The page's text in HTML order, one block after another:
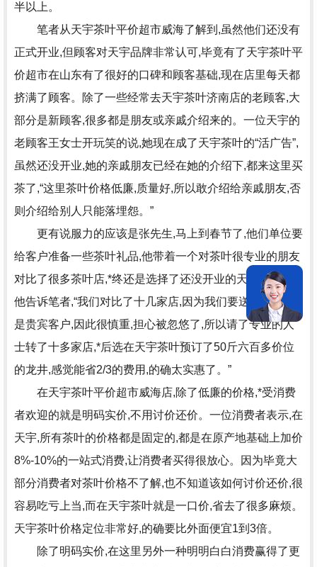
半以上。
笔者从天宇茶叶平价超市威海了解到,虽然他们还没有
正式开业,但顾客对天宇品牌非常认可,毕竟有了天宇茶叶平
价超市在山东有了很好的口碑和顾客基础,现在店里每天都
挤满了顾客。除了一些经常去天宇茶叶济南店的老顾客,大
部分是新顾客,很多都是朋友或亲戚介绍来的。一位天宇的
老顾客王女士开玩笑的说,她现在成了天宇茶叶的“活广告”,
虽然还没开业,她的亲戚朋友已经在她的介绍下,都来这里买
茶了,“这里茶叶价格低廉,质量好,所以敢介绍给亲戚朋友,否
则介绍给别人只能落埋怨。”
更有说服力的应该是张先生,马上到春节了,他们单位要
给客户准备一些茶叶礼品,他带着一个对茶叶很专业的朋友
对比了很多茶叶店,*终还是选择了还没开业的天宇茶叶。
他告诉笔者,“我们对比了十几家店,因为我们要送的客户都
是贵宾客户,因此很慎重,担心被忽悠了,所以请了专业的人
士转了十多家店,*后选在天宇茶叶预订了50斤六百多价位
的龙井,感觉能省2/3的费用,的确太实惠了。”
在天宇茶叶平价超市威海店,除了低廉的价格,*受消费
者欢迎的就是明码实价,不用讨价还价。一位消费者表示,在
天宇,所有茶叶的价格都是固定的,都是在原产地基础上加价
8%-10%的一站式消费,让消费者买得很放心。因为毕竟大
部分消费者对茶叶价格不了解,也不知道该如何讨价还价,很
容易吃亏上当,而在天宇茶叶就是一口价,省去了很多麻烦。
天宇茶叶价格定位非常好,的确要比外面便宜1到3倍。
除了明码实价,在这里另外一种明明白白消费赢得了更